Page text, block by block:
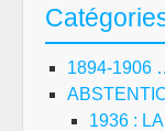
1894-1906
1936 :